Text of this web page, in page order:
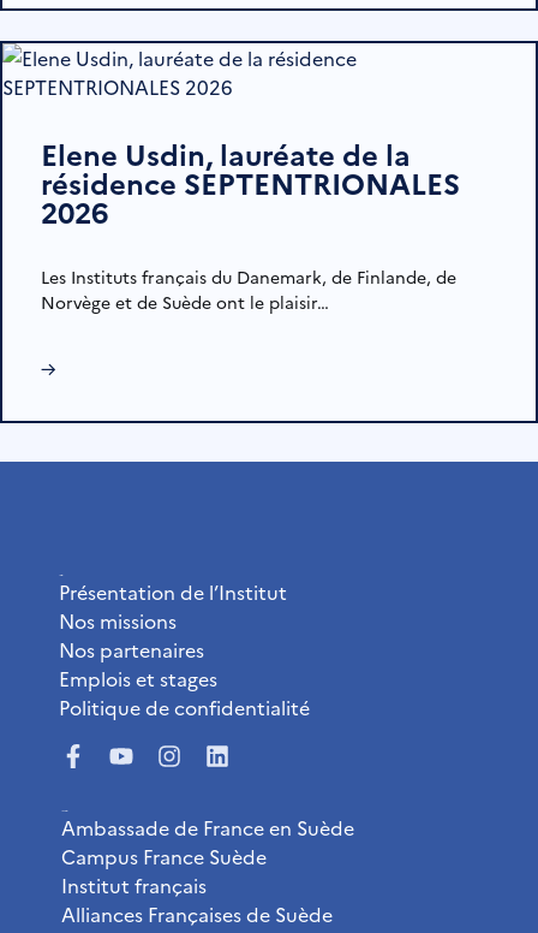
Elene Usdin, lauréate de la
résidence SEPTENTRIONALES
2026
Les Instituts français du Danemark, de Finlande, de
Norvège et de Suède ont le plaisir…
→
Présentation de l’Institut
Nos missions
Nos partenaires
Emplois et stages
Politique de confidentialité
Ambassade de France en Suède
Campus France Suède
Institut français
Alliances Françaises de Suède